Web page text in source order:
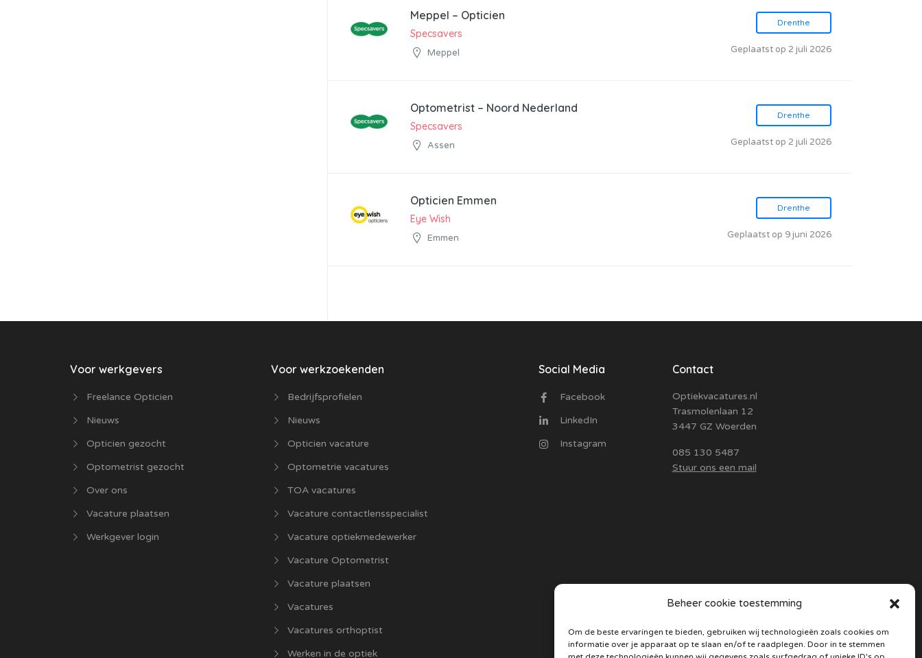
Beheer cookie toestemming
Om de beste ervaringen te bieden, gebruiken wij technologieën zoals cookies om
informatie over je apparaat op te slaan en/of te raadplegen. Door in te stemmen
Meppel – Opticien
Specsavers
Meppel
Drenthe
Geplaatst op 2 juli 2026
Optometrist – Noord Nederland
Specsavers
Assen
Drenthe
Geplaatst op 2 juli 2026
Opticien Emmen
Eye Wish
Emmen
Drenthe
Geplaatst op 9 juni 2026
Voor werkgevers
Freelance Opticien
Nieuws
Opticien gezocht
Optometrist gezocht
Over ons
Vacature plaatsen
Werkgever login
Voor werkzoekenden
Bedrijfsprofielen
Nieuws
Opticien vacature
Optometrie vacatures
TOA vacatures
Vacature contactlensspecialist
Vacature optiekmedewerker
Vacature Optometrist
Vacature plaatsen
Vacatures
Vacatures orthoptist
Werken in de optiek
Social Media
Facebook
LinkedIn
Instagram
Contact
Optiekvacatures.nl
Trasmolenlaan 12
3447 GZ Woerden
085 130 5487
Stuur ons een mail